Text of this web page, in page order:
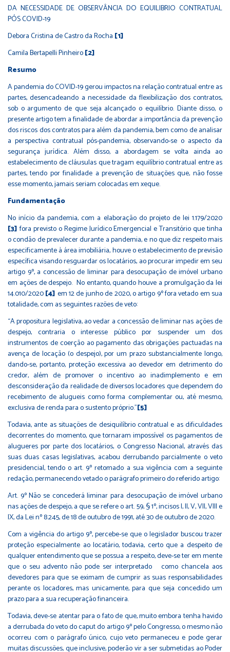
DA NECESSIDADE DE OBSERVÂNCIA DO EQUILIBRIO CONTRATUAL
PÓS COVID-19
Debora Cristina de Castro da Rocha [1]
Camila Bertapelli Pinheiro[2]
Resumo
A pandemia do COVID-19 gerou impactos na relação contratual entre as
partes, desencadeando a necessidade da flexibilização dos contratos,
sob o argumento de que seja alcançado o equilíbrio. Diante disso, o
presente artigo tem a finalidade de abordar a importância da prevenção
dos riscos dos contratos para além da pandemia, bem como de analisar
a perspectiva contratual pós-pandemia, observando-se o aspecto da
segurança jurídica. Além disso, a abordagem se volta ainda ao
estabelecimento de cláusulas que tragam equilíbrio contratual entre as
partes, tendo por finalidade a prevenção de situações que, não fosse
esse momento, jamais seriam colocadas em xeque.
Fundamentação
No início da pandemia, com a elaboração do projeto de lei 1.179/2020
[3]fora previsto o Regime Jurídico Emergencial e Transitório que tinha
o condão de prevalecer durante a pandemia, e no que diz respeito mais
especificamente à área imobiliária, houve o estabelecimento de previsão
específica visando resguardar os locatários, ao procurar impedir em seu
artigo 9º, a concessão de liminar para desocupação de imóvel urbano
em ações de despejo. No entanto, quando houve a promulgação da lei
14.010/2020[4] em 12 de junho de 2020, o artigo 9º fora vetado em sua
totalidade, com as seguintes razões de veto:
“A propositura legislativa, ao vedar a concessão de liminar nas ações de
despejo, contraria o interesse público por suspender um dos
instrumentos de coerção ao pagamento das obrigações pactuadas na
avença de locação (o despejo), por um prazo substancialmente longo,
dando-se, portanto, proteção excessiva ao devedor em detrimento do
credor, além de promover o incentivo ao inadimplemento e em
desconsideração da realidade de diversos locadores que dependem do
recebimento de alugueis como forma complementar ou, até mesmo,
exclusiva de renda para o sustento próprio.”[5]
Todavia, ante as situações de desiquilíbrio contratual e as dificuldades
decorrentes do momento, que tornaram impossível os pagamentos de
alugueres por parte dos locatários, o Congresso Nacional, através das
suas duas casas legislativas, acabou derrubando parcialmente o veto
presidencial, tendo o art. 9º retomado a sua vigência com a seguinte
redação, permanecendo vetado o parágrafo primeiro do referido artigo:
Art. 9º Não se concederá liminar para desocupação de imóvel urbano
nas ações de despejo, a que se refere o art. 59, § 1º, incisos I, II, V, VII, VIII e
IX, da Lei nº 8.245, de 18 de outubro de 1991, até 30 de outubro de 2020.
Com a vigência do artigo 9º, percebe-se que o legislador buscou trazer
proteção especialmente ao locatário, todavia, certo que a despeito de
qualquer entendimento que se possua a respeito, deve-se ter em mente
que o seu advento não pode ser interpretado como chancela aos
devedores para que se eximam de cumprir as suas responsabilidades
perante os locadores, mas unicamente, para que seja concedido um
prazo para a sua recuperação financeira.
Todavia, deve-se atentar para o fato de que, muito embora tenha havido
a derrubada do veto do caput do artigo 9º pelo Congresso, o mesmo não
ocorreu com o parágrafo único, cujo veto permaneceu e pode gerar
muitas discussões, que inclusive, poderão vir a ser submetidas ao Poder